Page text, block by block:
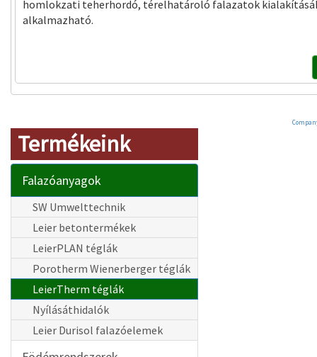
homlokzati teherhordó, térelhatároló falazatok
alkalmazható.
Termékeink
Falazóanyagok
SW Umwelttechnik
Leier betontermékek
LeierPLAN téglák
Porotherm Wienerberger téglák
LeierTherm téglák
Nyílásáthidalók
Leier Durisol falazóelemek